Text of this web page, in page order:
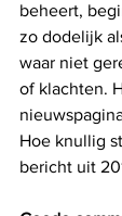
beheert,
zo dodelijk
waar niet
of klachten.
Hoe knullig
bericht uit